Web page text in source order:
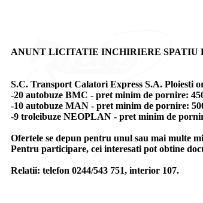
ANUNT LICITATIE INCHIRIERE SPATIU
S.C. Transport Calatori Express S.A. Ploiesti
-20 autobuze BMC - pret minim de pornire:
-10 autobuze MAN - pret minim de pornire:
-9 troleibuze NEOPLAN - pret minim de
Ofertele se depun pentru unul sau mai multe
Pentru participare, cei interesati pot obtine
Relatii: telefon 0244/543 751, interior 107.